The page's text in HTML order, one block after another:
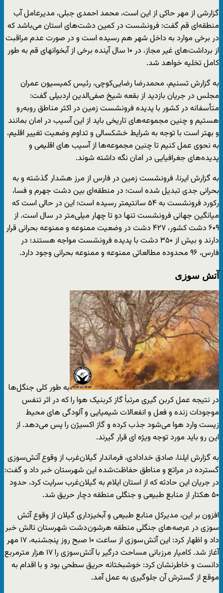
گزارشی از مهر حاکی از این است، محمد احمدی جبلی، مدیرعامل آب
منطقه‌ای قم گفت: فرونشست در کمین دشت‌های استان می‌باشد که
در برخی موارد به داخل شهر هم رسیده است و در صورت عدم مراقبت
از برداشت‌های غیر مجاز، در ۱۰ سال آینده برخی از آبخوانهای قم به طور
کامل تخلیه خواهد شد.
به گزارش تسنیم، محمدرضا رضایی‌کوچی، رئیس کمیسیون عمران
مجلس در جریان بازدید از بقعه شیخ صفی‌الدین اردبیلی گفت:
متأسفانه در کشور با پدیده فرونشست زمین در اکثر مناطق روبه‌رو
هستیم و چنین مجموعه‌های تاریخی باید از این آسیب در امان بمانند
و بهتر است با توجه به شرایط خشکسالی و تداوم وضعیت تغییر اقلیم،
به نحوی عمل کنیم تا چنین مجموعه‌ها از آسیب های اقلیمی و
پدیده‌های جغرافیایی در امان نگه داشته شوند.
به گزارش ایرنا، فرونشست زمین در فارس از مرز هشدار گذشته و به
بحرانی جدی تبدیل شده است؛ در منطقه‌ای بین دشت جهرم و فسا،
رکورد فرونشست به ۵۴ سانتیمتر رسیده است؛ این در حالی است که
میانگین جهانی فرونشست تنها دو تا چهار میلی‌متر در سال است. از
۶۰۹ دشت کشور، ۴۲۷ دشت در وضعیت ممنوعه و ممنوعه بحرانی قرار
دارند و بیش از ۳۵۰ دشت با پدیده فرونشست مواجه هستند؛ در
فارس، ۹۶ محدوده مطالعاتی ممنوعه و ممنوعه بحرانی وجود دارد.
آتش سوزی
به طور کلی جنگل‌ها
در نتیجه عمل کربن گیری مرتباً گاز کربنیک هوا را که در اثر تنفس
موجودات زنده و فعل و انفعالات شیمیایی و آلودگی های محیط
زیست وارد هوا می‌شود جذب کرده و گاز اکسیژن را پس می‌دهد. از
این رو باید مورد توجه ویژه ای قرار گیرند.
به گزارش ایلنا، صادق خدادادی، فرماندار گیلان‌غرب از وقوع آتش‌سوزی
گسترده در مراتع و مناطق حفاظت‌شده این شهرستان خبر داد و گفت:
در جریان این حادثه که از استان ایلام به گیلان‌غرب سرایت کرد، حدود
۵۰ هکتار از منابع طبیعی و جنگلی منطقه دچار حریق شد.
افزون بر این، مدیرکل منابع طبیعی و آبخیزداری گیلان از وقوع آتش
سوزی در عرصه های جنگلی منطقه هرشون دشت شهرستان تالش خبر
داد و اظهار کرد: این آتش سوزی از ساعت ۱۰ صبح روز پنجشنبه، ۱۷ مهر
آغاز شد. کامیار مرزبانی مساحت درگیر با آتش سوزی را ۱۷ هزار مترمربع
دانست و خاطرنشان کرد: خوشبختانه حریق سطحی بود و با اقدام به
موقع از گسترش آن جلوگیری به عمل آمد.